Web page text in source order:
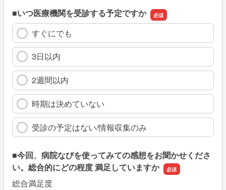
■いつ医療機関を受診する予定ですか
すぐにでも
3日以内
2週間以内
時期は決めていない
受診の予定はない/情報収集のみ
■今回、病院なびを使ってみての感想をお聞かせくださ
い。総合的にどの程度 満足していますか
総合満足度